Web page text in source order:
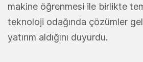
makine öğrenmesi ile birlikte
teknoloji odağında çözümler
yatırım aldığını duyurdu.